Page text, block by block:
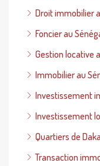
Droit immobilier
Foncier au
Gestion locative
Immobilier au
Investissement
Investissement
Quartiers de
Transaction